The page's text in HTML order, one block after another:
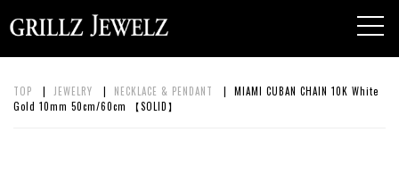
TOP | JEWELRY | NECKLACE & PENDANT
| MIAMI CUBAN CHAIN 10K White
Gold 10mm 50cm/60cm 【SOLID】